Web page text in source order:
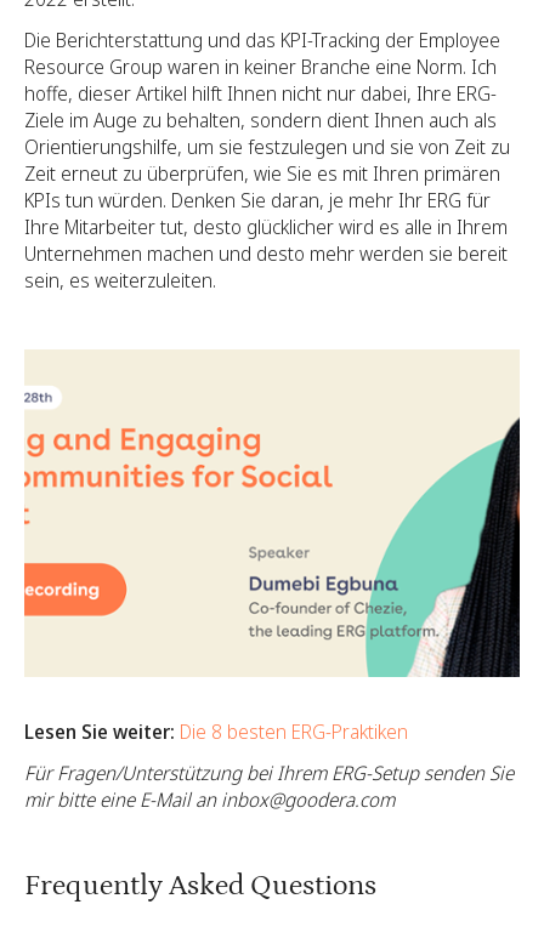
Die Berichterstattung und das KPI-Tracking der Employee
Resource Group waren in keiner Branche eine Norm. Ich
hoffe, dieser Artikel hilft Ihnen nicht nur dabei, Ihre ERG-
Ziele im Auge zu behalten, sondern dient Ihnen auch als
Orientierungshilfe, um sie festzulegen und sie von Zeit zu
Zeit erneut zu überprüfen, wie Sie es mit Ihren primären
KPIs tun würden. Denken Sie daran, je mehr Ihr ERG für
Ihre Mitarbeiter tut, desto glücklicher wird es alle in Ihrem
Unternehmen machen und desto mehr werden sie bereit
sein, es weiterzuleiten.
Lesen Sie weiter: Die 8 besten ERG-Praktiken
Für Fragen/Unterstützung bei Ihrem ERG-Setup senden Sie
mir bitte eine E-Mail an inbox@goodera.com
Frequently Asked Questions